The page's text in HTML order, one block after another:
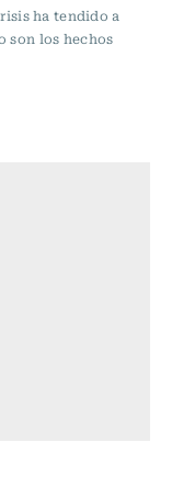
ha tendido a
son los hechos